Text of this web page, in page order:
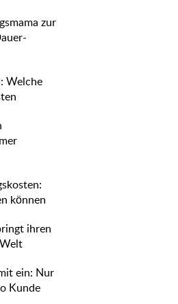
zur
Welche
können
ihren
ein: Nur
Kunde